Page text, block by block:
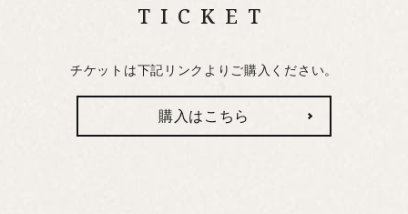
TICKET
チケットは下記リンクよりご購入ください。
購入はこちら